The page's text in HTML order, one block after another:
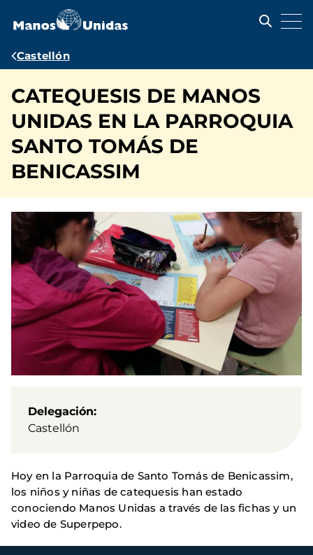
contenido
Ruta
navegación
Castellón
CATEQUESIS DE MANOS
UNIDAS EN LA PARROQUIA
SANTO TOMÁS DE
BENICASSIM
Delegación
Castellón
Hoy en la Parroquia de Santo Tomás de Benicassim,
los niños y niñas de catequesis han estado
conociendo Manos Unidas a través de las fichas y un
video de Superpepo.